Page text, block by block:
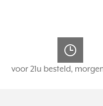
voor 21u besteld,